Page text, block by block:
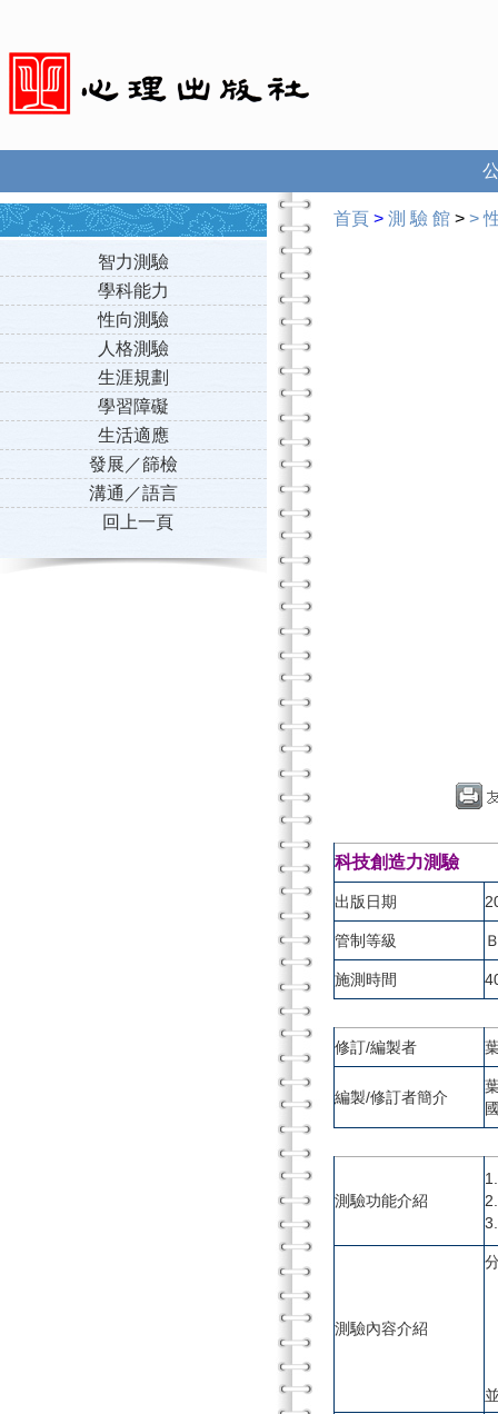
智力測驗
學科能力
性向測驗
人格測驗
生涯規劃
學習障礙
生活適應
發展／篩檢
溝通／語言
回上一頁
首頁 > 測 驗 館 > >
科技創造力測驗
出版日期
管制等級
施測時間
修訂/編製者
編製/修訂者簡介
測驗功能介紹
測驗內容介紹